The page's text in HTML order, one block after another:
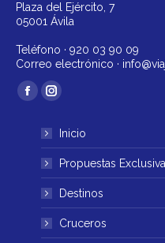
Plaza del Ejército, 7
05001 Ávila
Teléfono · 920 03 90 09
Correo electrónico ·
Encuéntranos en:
Facebook
abre
una
ventana
Instagram
se
abre
en
una
ventana
Inicio
Propuestas
Destinos
Cruceros